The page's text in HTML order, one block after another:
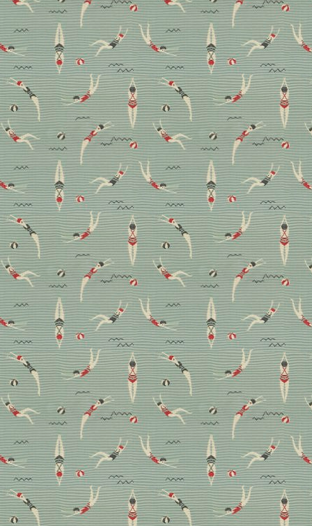
Südafrika Stil: Eine
Hommage an Land, Leute
und lokale Wohnkultur
Designbibel? Architektur-Bildband? Reiseführer? Das
im Callwey Verlag erschienene Werk „Südafrika Stil“
von Lina Mallon lässt sich in keine Schublade stecken.
In die Schublade gehört es ohnehin nicht, denn das
Coffee Table Book macht schon auf den ersten Blick
Lust, in das Land der Kontraste zu reisen. Let the
Roadtrip begin!
Buchtipp Design Reise Wohnen